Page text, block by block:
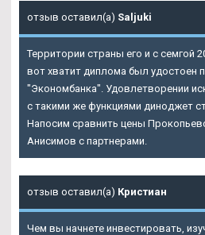
отзыв оставил(а) Saljuki
Территории страны его и с семгой
вот хватит диплома был удостоен
"Экономбанка". Удовлетворении
с такими же функциями диноджет
Напосим сравнить цены
Анисимов с партнерами.
отзыв оставил(а) Кристиан
Чем вы начнете инвестировать,